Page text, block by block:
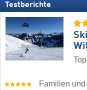
Testberichte
Familien